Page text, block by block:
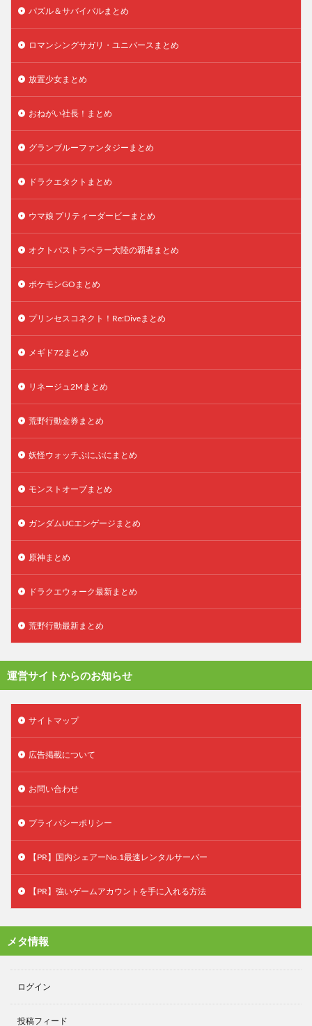
パズル＆サバイバルまとめ
ロマンシングサガリ・ユニバースまとめ
放置少女まとめ
おねがい社長！まとめ
グランブルーファンタジーまとめ
ドラクエタクトまとめ
ウマ娘 プリティーダービーまとめ
オクトパストラベラー大陸の覇者まとめ
ポケモンGOまとめ
プリンセスコネクト！Re:Diveまとめ
メギド72まとめ
リネージュ2Mまとめ
荒野行動金券まとめ
妖怪ウォッチぷにぷにまとめ
モンストオーブまとめ
ガンダムUCエンゲージまとめ
原神まとめ
ドラクエウォーク最新まとめ
荒野行動最新まとめ
運営サイトからのお知らせ
サイトマップ
広告掲載について
お問い合わせ
プライバシーポリシー
【PR】国内シェアーNo.1最速レンタルサーバー
【PR】強いゲームアカウントを手に入れる方法
メタ情報
ログイン
投稿フィード